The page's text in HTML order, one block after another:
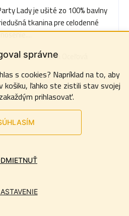
správne
s cookies? Napríklad na to, aby
košiku, ľahko ste zistili stav svojej
prihlasovať.
Lady je ušité zo 100% bavlny
tkanina pre celodenné
nosenie....
Šedá Oceľová